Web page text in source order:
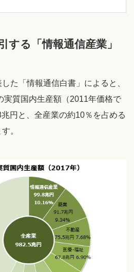
する「情報通信産業」
た「情報通信白書」によると、
実質国内生産額（2011年価格で
円と、全産業の約10％を占める
。